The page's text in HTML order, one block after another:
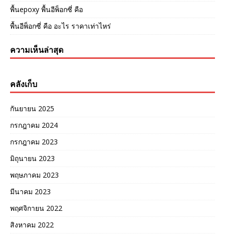
พื้นepoxy พื้นอีพ็อกซี่ คือ
พื้นอีพ็อกซี่ คือ อะไร ราคาเท่าไหร่
ความเห็นล่าสุด
คลังเก็บ
กันยายน 2025
กรกฎาคม 2024
กรกฎาคม 2023
มิถุนายน 2023
พฤษภาคม 2023
มีนาคม 2023
พฤศจิกายน 2022
สิงหาคม 2022